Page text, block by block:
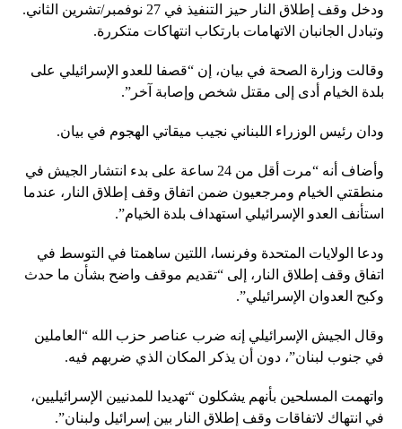
ودخل وقف إطلاق النار حيز التنفيذ في 27 نوفمبر/تشرين الثاني.
وتبادل الجانبان الاتهامات بارتكاب انتهاكات متكررة.
وقالت وزارة الصحة في بيان، إن “قصفا للعدو الإسرائيلي على
بلدة الخيام أدى إلى مقتل شخص وإصابة آخر”.
ودان رئيس الوزراء اللبناني نجيب ميقاتي الهجوم في بيان.
وأضاف أنه “مرت أقل من 24 ساعة على بدء انتشار الجيش في
منطقتي الخيام ومرجعيون ضمن اتفاق وقف إطلاق النار، عندما
استأنف العدو الإسرائيلي استهداف بلدة الخيام”.
ودعا الولايات المتحدة وفرنسا، اللتين ساهمتا في التوسط في
اتفاق وقف إطلاق النار، إلى “تقديم موقف واضح بشأن ما حدث
وكبح العدوان الإسرائيلي”.
وقال الجيش الإسرائيلي إنه ضرب عناصر حزب الله “العاملين
في جنوب لبنان”، دون أن يذكر المكان الذي ضربهم فيه.
واتهمت المسلحين بأنهم يشكلون “تهديدا للمدنيين الإسرائيليين،
في انتهاك لاتفاقات وقف إطلاق النار بين إسرائيل ولبنان”.